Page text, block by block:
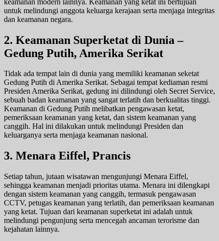
untuk melindungi anggota keluarga kerajaan serta menjaga integritas
dan keamanan negara.
2. Keamanan Superketat di Dunia –
Gedung Putih, Amerika Serikat
Tidak ada tempat lain di dunia yang memiliki keamanan seketat
Gedung Putih di Amerika Serikat. Sebagai tempat kediaman resmi
Presiden Amerika Serikat, gedung ini dilindungi oleh Secret Service,
sebuah badan keamanan yang sangat terlatih dan berkualitas tinggi.
Keamanan di Gedung Putih melibatkan pengawasan ketat,
pemeriksaan keamanan yang ketat, dan sistem keamanan yang
canggih. Hal ini dilakukan untuk melindungi Presiden dan
keluarganya serta menjaga keamanan nasional.
3. Menara Eiffel, Prancis
Setiap tahun, jutaan wisatawan mengunjungi Menara Eiffel,
sehingga keamanan menjadi prioritas utama. Menara ini dilengkapi
dengan sistem keamanan yang canggih, termasuk pengawasan
CCTV, petugas keamanan yang terlatih, dan pemeriksaan keamanan
yang ketat. Tujuan dari keamanan superketat ini adalah untuk
melindungi pengunjung serta mencegah ancaman terorisme dan
kejahatan lainnya.